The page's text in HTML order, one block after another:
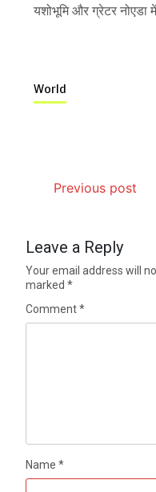
यशोभूमि और ग्रेटर नोएडा
World
Previous post
Leave a Reply
Your email address will
marked*
Comment*
Name*